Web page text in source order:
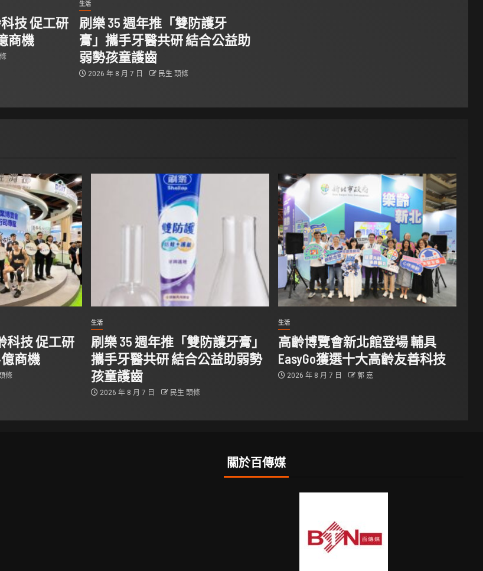
技 促工研
商機
生活
刷樂 35 週年推「雙防護牙
膏」攜手牙醫共研 結合公益助
弱勢孩童護齒
2026 年 8 月 7 日 民生 頭條
科技 促工研
商機
條
生活
刷樂 35 週年推「雙防護牙膏」
攜手牙醫共研 結合公益助弱勢
孩童護齒
2026 年 8 月 7 日 民生 頭條
生活
高齡博覽會新北館登場 輔具
EasyGo獲選十大高齡友善科技
2026 年 8 月 7 日 郭 嘉
關於百傳媒